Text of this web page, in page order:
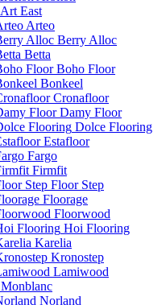
Art East
Arteo
Berry Alloc
Betta
Boho Floor
Bonkeel
Cronafloor
Damy Floor
Dolce Flooring
Estafloor
Fargo
Firmfit
Floor Step
Floorage
Floorwood
Hoi Flooring
Karelia
Kronostep
Lamiwood
Monblanc
Norland